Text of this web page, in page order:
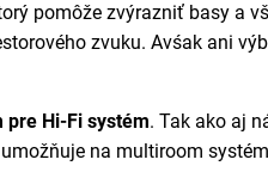
pomôže zvýrazniť basy a
zvuku. Avśak ani
pre Hi-Fi systém. Tak ako aj
na multiroom